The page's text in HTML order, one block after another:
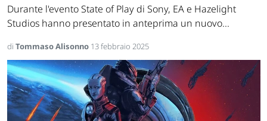
Durante l'evento State of Play di Sony, EA e Hazelight
Studios hanno presentato in anteprima un nuovo...
di Tommaso Alisonno 13 febbraio 2025